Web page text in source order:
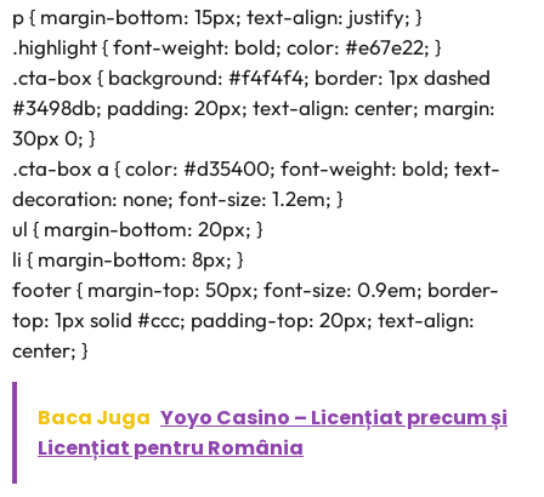
p { margin-bottom: 15px; text-align: justify; }
.highlight { font-weight: bold; color: #e67e22; }
.cta-box { background: #f4f4f4; border: 1px dashed
#3498db; padding: 20px; text-align: center; margin:
30px 0; }
.cta-box a { color: #d35400; font-weight: bold; text-
decoration: none; font-size: 1.2em; }
ul { margin-bottom: 20px; }
li { margin-bottom: 8px; }
footer { margin-top: 50px; font-size: 0.9em; border-
top: 1px solid #ccc; padding-top: 20px; text-align:
center; }
Baca Juga Yoyo Casino – Licențiat precum și
Licențiat pentru România